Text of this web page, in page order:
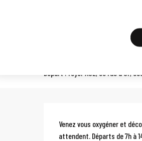
Marche
Départ : foyer ACL, 30 rue d'Or,
Venez vous oxygéner et
attendent. Départs de 7h à